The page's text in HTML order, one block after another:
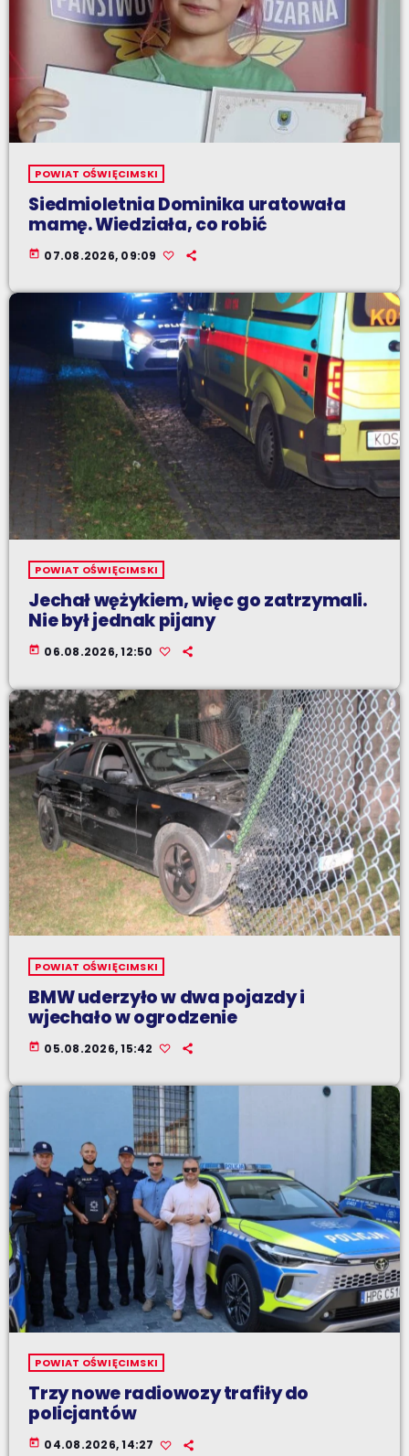
POWIAT OŚWIĘCIMSKI
Siedmioletnia Dominika uratowała
mamę. Wiedziała, co robić
today 07.08.2026, 09:09
POWIAT OŚWIĘCIMSKI
Jechał wężykiem, więc go zatrzymali.
Nie był jednak pijany
today 06.08.2026, 12:50
POWIAT OŚWIĘCIMSKI
BMW uderzyło w dwa pojazdy i
wjechało w ogrodzenie
today 05.08.2026, 15:42
POWIAT OŚWIĘCIMSKI
Trzy nowe radiowozy trafiły do
policjantów
today 04.08.2026, 14:27